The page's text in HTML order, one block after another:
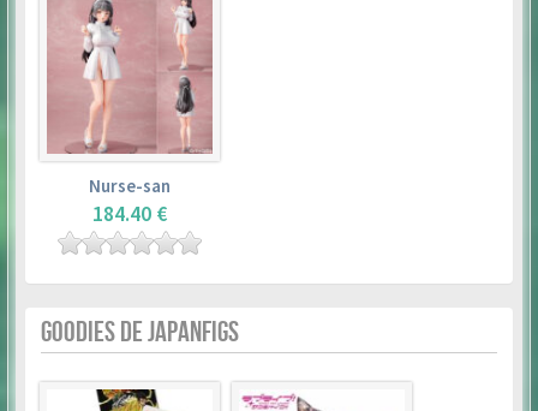
Nurse-san
184.40 €
GOODIES DE JAPANFIGS